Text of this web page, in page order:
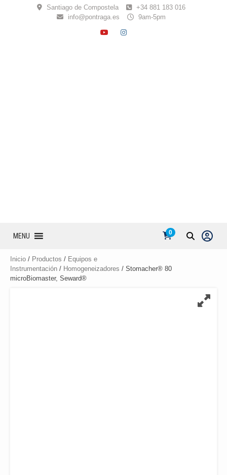
Santiago de Compostela
+34 881 183 016
info@pontraga.es
9am-5pm
YOUTUBE
INSTAGRAM
MENU 0
Inicio / Productos / Equipos e
Instrumentación / Homogeneizadores / Stomacher® 80
microBiomaster, Seward®